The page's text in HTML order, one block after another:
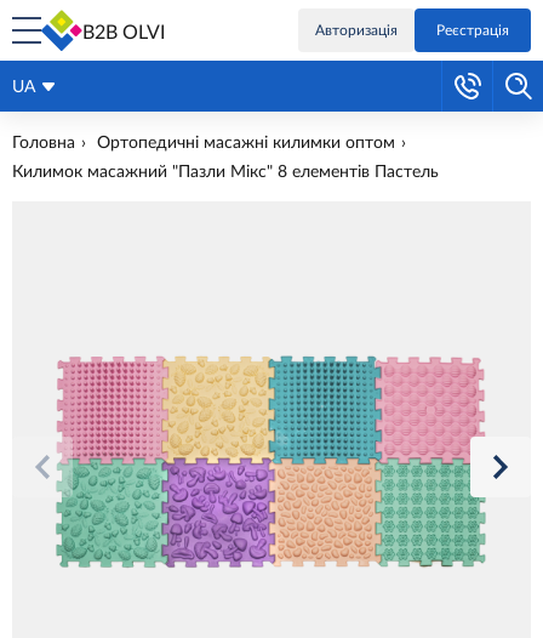
B2B OLVI Авторизація Реєстрація
UA
Головна
Ортопедичні масажні килимки оптом
Килимок масажний "Пазли Мікс" 8 елементів Пастель